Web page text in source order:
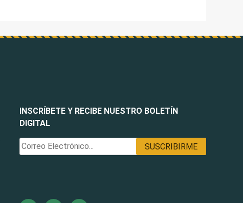
INSCRÍBETE Y RECIBE NUESTRO BOLETÍN
DIGITAL